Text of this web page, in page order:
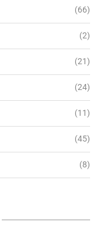
(66)
(2)
(21)
(24)
(11)
(45)
(8)